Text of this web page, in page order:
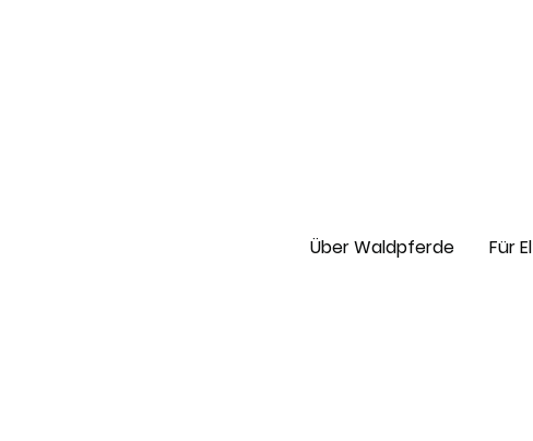
Über Waldpferde Für